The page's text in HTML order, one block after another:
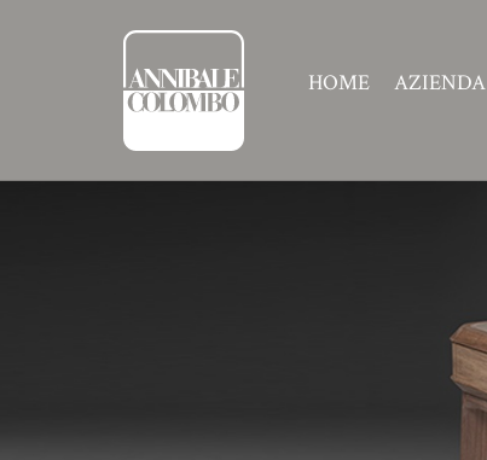
HOME AZIENDA